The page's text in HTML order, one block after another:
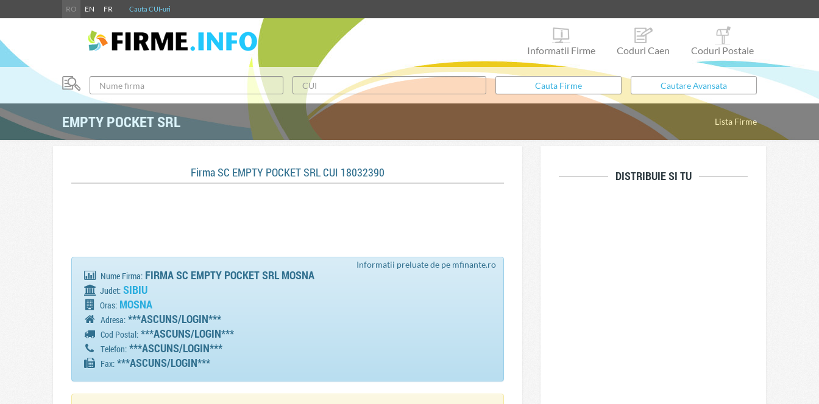
RO EN FR Cauta CUI-uri
Informatii Firme Coduri Caen Coduri Postale
EMPTY POCKET SRL Lista Firme
Firma SC EMPTY POCKET SRL CUI 18032390
Informatii preluate de pe mfinante.ro
Nume Firma: FIRMA SC EMPTY POCKET SRL MOSNA
Judet: SIBIU
Oras: MOSNA
Adresa: ***ASCUNS/LOGIN***
Cod Postal: ***ASCUNS/LOGIN***
Telefon: ***ASCUNS/LOGIN***
Fax: ***ASCUNS/LOGIN***
DISTRIBUIE SI TU